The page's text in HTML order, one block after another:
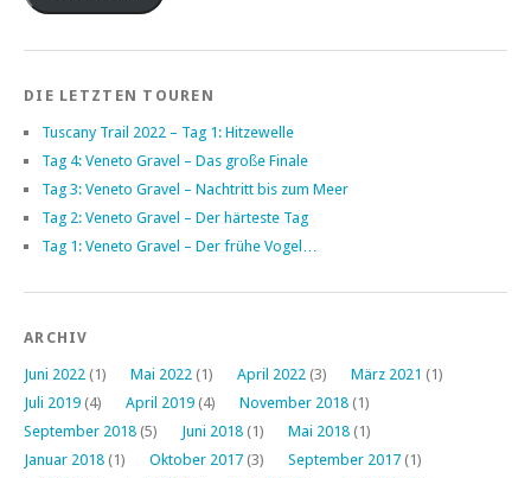
DIE LETZTEN TOUREN
Tuscany Trail 2022 – Tag 1: Hitzewelle
Tag 4: Veneto Gravel – Das große Finale
Tag 3: Veneto Gravel – Nachtritt bis zum Meer
Tag 2: Veneto Gravel – Der härteste Tag
Tag 1: Veneto Gravel – Der frühe Vogel…
ARCHIV
Juni 2022 (1) Mai 2022 (1) April 2022 (3) März 2021 (1)
Juli 2019 (4) April 2019 (4) November 2018 (1)
September 2018 (5) Juni 2018 (1) Mai 2018 (1)
Januar 2018 (1) Oktober 2017 (3) September 2017 (1)